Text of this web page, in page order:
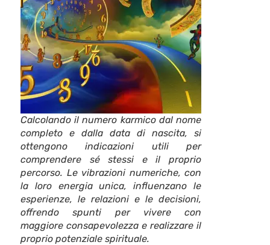
Calcolando il numero karmico dal nome
completo e dalla data di nascita, si
ottengono indicazioni utili per
comprendere sé stessi e il proprio
percorso. Le vibrazioni numeriche, con
la loro energia unica, influenzano le
esperienze, le relazioni e le decisioni,
offrendo spunti per vivere con
maggiore consapevolezza e realizzare il
proprio potenziale spirituale.